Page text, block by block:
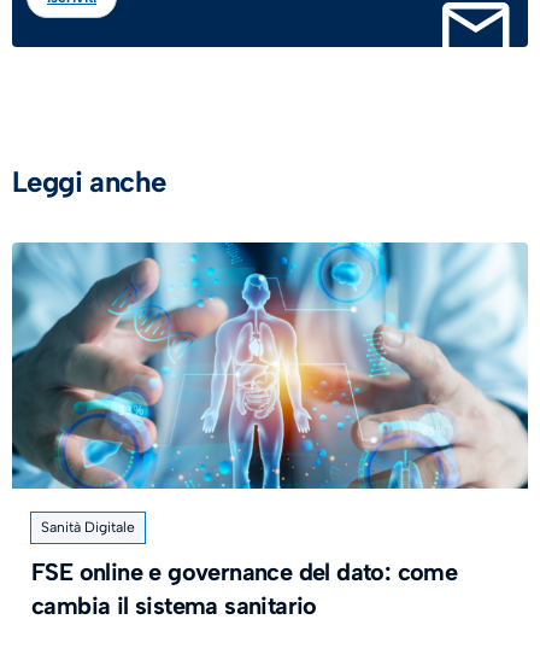
Leggi anche
Sanità Digitale
FSE online e governance del dato: come
cambia il sistema sanitario